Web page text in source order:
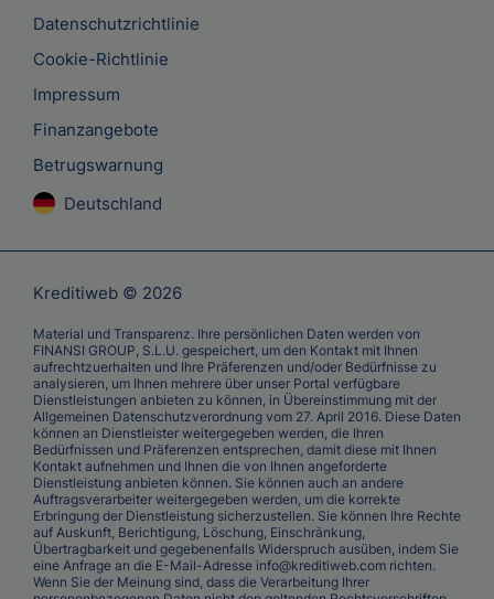
Datenschutzrichtlinie
Cookie-Richtlinie
Impressum
Finanzangebote
Betrugswarnung
Deutschland
Kreditiweb © 2026
Material und Transparenz. Ihre persönlichen Daten werden von
FINANSI GROUP, S.L.U. gespeichert, um den Kontakt mit Ihnen
aufrechtzuerhalten und Ihre Präferenzen und/oder Bedürfnisse zu
analysieren, um Ihnen mehrere über unser Portal verfügbare
Dienstleistungen anbieten zu können, in Übereinstimmung mit der
Allgemeinen Datenschutzverordnung vom 27. April 2016. Diese Daten
können an Dienstleister weitergegeben werden, die Ihren
Bedürfnissen und Präferenzen entsprechen, damit diese mit Ihnen
Kontakt aufnehmen und Ihnen die von Ihnen angeforderte
Dienstleistung anbieten können. Sie können auch an andere
Auftragsverarbeiter weitergegeben werden, um die korrekte
Erbringung der Dienstleistung sicherzustellen. Sie können Ihre Rechte
auf Auskunft, Berichtigung, Löschung, Einschränkung,
Übertragbarkeit und gegebenenfalls Widerspruch ausüben, indem Sie
eine Anfrage an die E-Mail-Adresse info@kreditiweb.com richten.
Wenn Sie der Meinung sind, dass die Verarbeitung Ihrer